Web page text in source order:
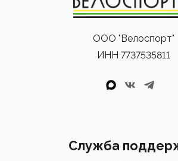
ООО "Велоспорт"
ИНН 7737535811
Служба